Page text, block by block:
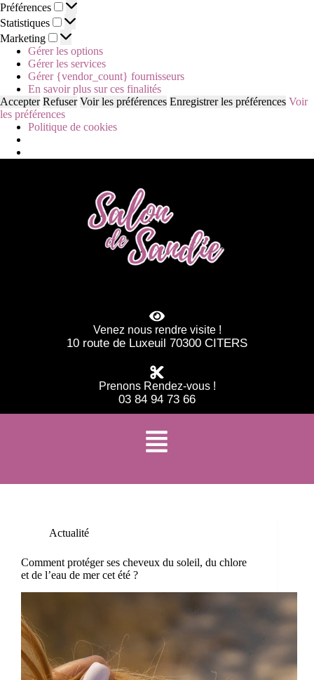
Préférences
Statistiques
Marketing
Gérer les options
Gérer les services
Gérer {vendor_count} fournisseurs
En savoir plus sur ces finalités
Accepter Refuser Voir les préférences Enregistrer les préférences Voir
les préférences
Politique de cookies
Venez nous rendre visite !
10 route de Luxeuil 70300 CITERS
Prenons Rendez-vous !
03 84 94 73 66
Actualité
Comment protéger ses cheveux du soleil, du chlore
et de l’eau de mer cet été ?